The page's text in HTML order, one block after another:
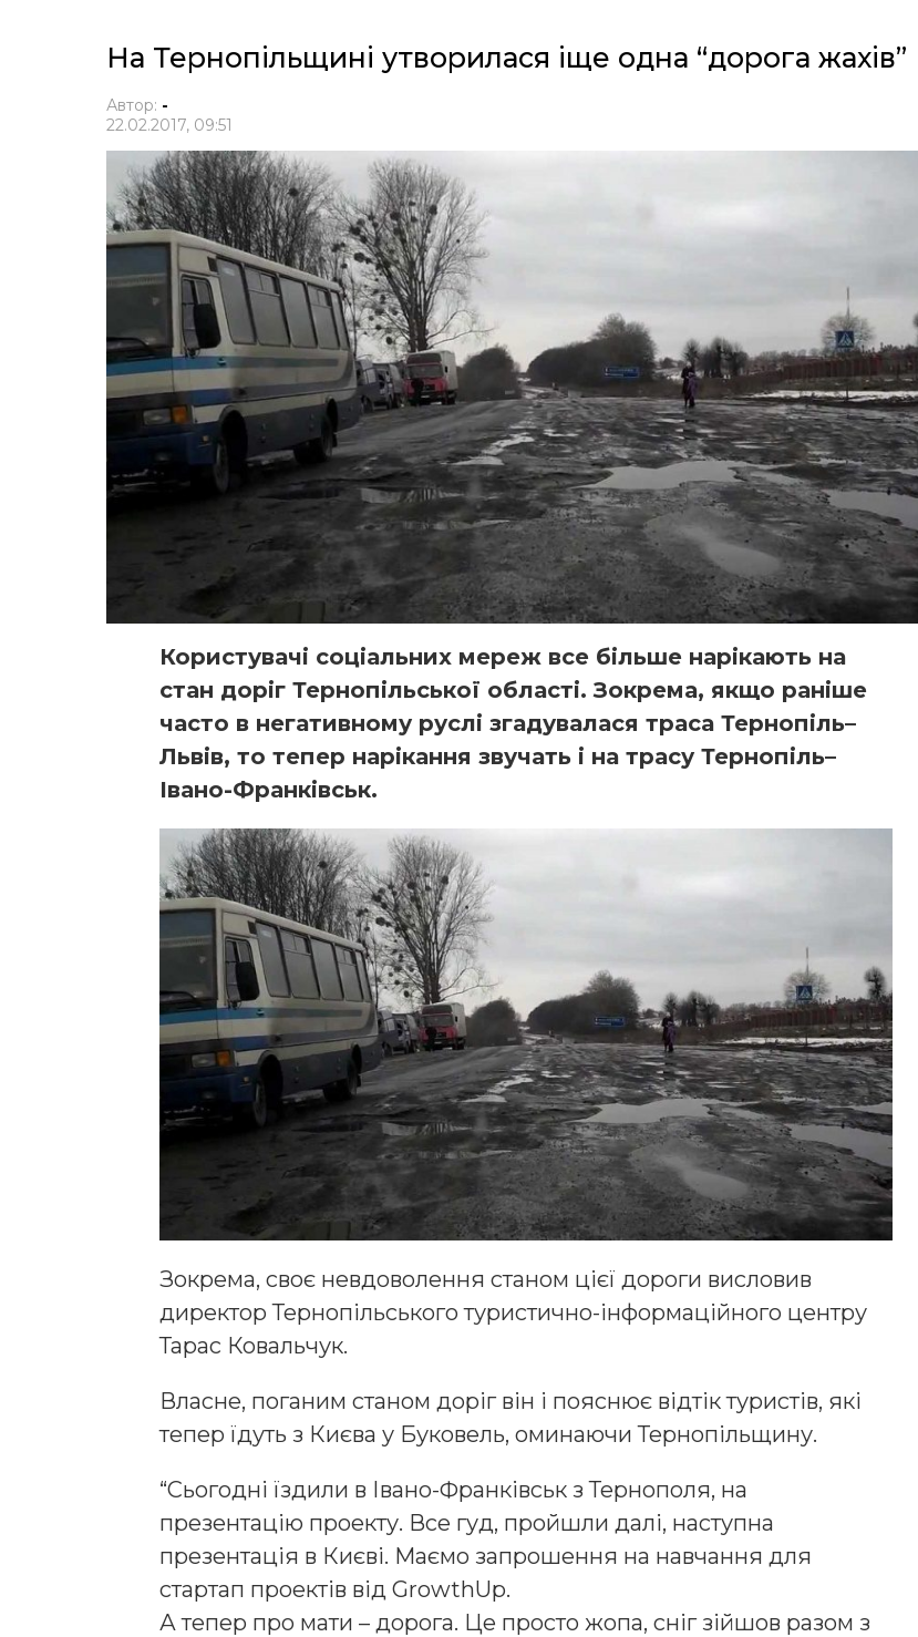
На Тернопільщині утворилася іще одна “дорога жахів”
Автор: -
22.02.2017, 09:51
Користувачі соціальних мереж все більше нарікають на
стан доріг Тернопільської області. Зокрема, якщо раніше
часто в негативному руслі згадувалася траса Тернопіль–
Львів, то тепер нарікання звучать і на трасу Тернопіль–
Івано-Франківськ.
Зокрема, своє невдоволення станом цієї дороги висловив
директор Тернопільського туристично-інформаційного центру
Тарас Ковальчук.
Власне, поганим станом доріг він і пояснює відтік туристів, які
тепер їдуть з Києва у Буковель, оминаючи Тернопільщину.
“Сьогодні їздили в Івано-Франківськ з Тернополя, на
презентацію проекту. Все гуд, пройшли далі, наступна
презентація в Києві. Маємо запрошення на навчання для
стартап проектів від GrowthUp.
А тепер про мати – дорога. Це просто жопа, сніг зійшов разом з